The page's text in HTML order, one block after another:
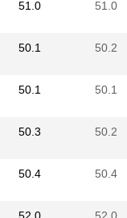
51.0 51.0
50.1 50.2
50.1 50.1
50.3 50.2
50.4 50.4